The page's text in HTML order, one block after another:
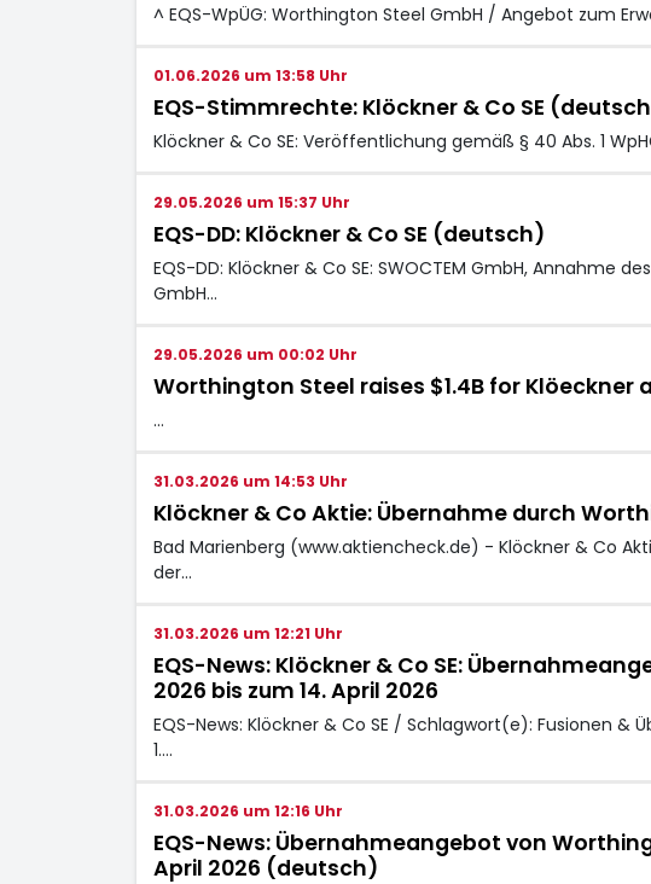
^ EQS-WpÜG: Worthington Steel GmbH / Angebot zum
01.06.2026 um 13:58 Uhr
EQS-Stimmrechte: Klöckner & Co SE
Klöckner & Co SE: Veröffentlichung gemäß § 40 Abs. 1
29.05.2026 um 15:37 Uhr
EQS-DD: Klöckner & Co SE (deutsch)
EQS-DD: Klöckner & Co SE: SWOCTEM GmbH,
GmbH…
29.05.2026 um 00:02 Uhr
Worthington Steel raises $1.4B for
…
31.03.2026 um 14:53 Uhr
Klöckner & Co Aktie: Übernahme durch
Bad Marienberg (www.aktiencheck.de) - Klöckner & Co
der…
31.03.2026 um 12:21 Uhr
EQS-News: Klöckner & Co SE:
2026 bis zum 14. April 2026
EQS-News: Klöckner & Co SE / Schlagwort(e): Fusionen
1.…
31.03.2026 um 12:16 Uhr
EQS-News: Übernahmeangebot von
April 2026 (deutsch)